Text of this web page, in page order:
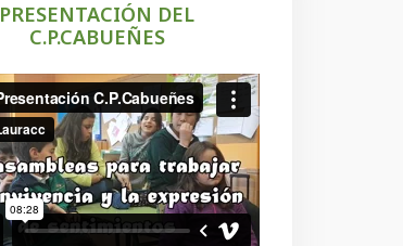
PRESENTACIÓN DEL
C.P.CABUEÑES